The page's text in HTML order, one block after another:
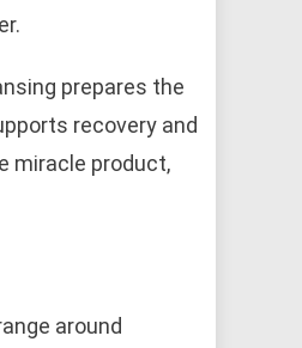
prepares the
recovery and
miracle product,
around